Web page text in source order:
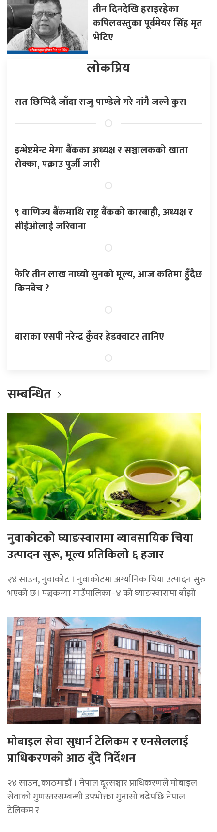
तीन दिनदेखि हराइरहेका
कपिलवस्तुका पूर्वमेयर सिंह मृत
भेटिए
लोकप्रिय
रात छिप्पिदै जाँदा राजु पाण्डेले गरे नांगै जल्ने कुरा
इन्भेष्टमेन्ट मेगा बैंकका अध्यक्ष र सञ्चालकको खाता
रोक्का, पक्राउ पुर्जी जारी
९ वाणिज्य बैंकमाथि राष्ट्र बैंकको कारबाही, अध्यक्ष र
सीईओलाई जरिवाना
फेरि तीन लाख नाघ्यो सुनको मूल्य, आज कतिमा हुँदैछ
किनबेच ?
बाराका एसपी नरेन्द्र कुँवर हेडक्वाटर तानिए
सम्बन्धित
नुवाकोटको घ्याङस्वारामा व्यावसायिक चिया
उत्पादन सुरू, मूल्य प्रतिकिलो ६ हजार
२४ साउन, नुवाकोट । नुवाकोटमा अर्ग्यानिक चिया उत्पादन सुरु
भएको छ। पञ्चकन्या गाउँपालिका–४ को घ्याङस्वारामा बाँझो
मोबाइल सेवा सुधार्न टेलिकम र एनसेललाई
प्राधिकरणको आठ बुँदे निर्देशन
२४ साउन, काठमाडाैं । नेपाल दूरसञ्चार प्राधिकरणले मोबाइल
सेवाको गुणस्तरसम्बन्धी उपभोक्ता गुनासो बढेपछि नेपाल
टेलिकम र